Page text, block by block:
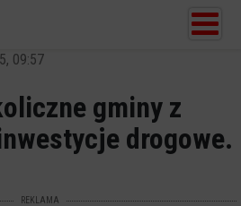
09:57
gminy z
drogowe.
REKLAMA